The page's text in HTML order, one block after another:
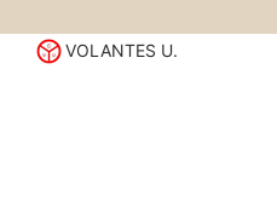
VOLANTES U.